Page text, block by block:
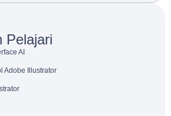
Pelajari
AI
Adobe Illustrator